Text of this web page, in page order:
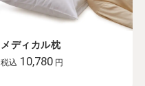
メディカル枕
税込 10,780 円